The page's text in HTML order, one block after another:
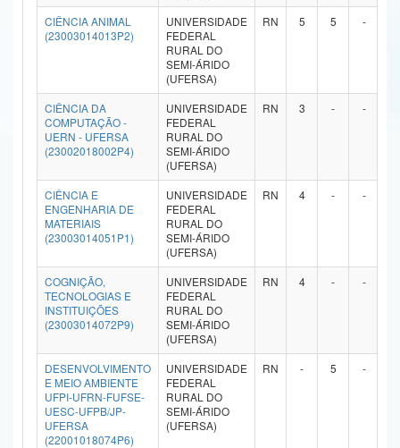
Secretaria de Governo
Gabinete de Segurança Institucional
Advocacia-Geral da União
Banco Central do Brasil
Planalto
CIÊNCIA ANIMAL
(23003014013P2)
UNIVERSIDADE
FEDERAL
RURAL DO
SEMI-ÁRIDO
(UFERSA)
RN 5 5 -
CIÊNCIA DA
COMPUTAÇÃO -
UERN - UFERSA
(23002018002P4)
UNIVERSIDADE
FEDERAL
RURAL DO
SEMI-ÁRIDO
(UFERSA)
RN 3 - -
CIÊNCIA E
ENGENHARIA DE
MATERIAIS
(23003014051P1)
UNIVERSIDADE
FEDERAL
RURAL DO
SEMI-ÁRIDO
(UFERSA)
RN 4 - -
COGNIÇÃO,
TECNOLOGIAS E
INSTITUIÇÕES
(23003014072P9)
UNIVERSIDADE
FEDERAL
RURAL DO
SEMI-ÁRIDO
(UFERSA)
RN 4 - -
DESENVOLVIMENTO
E MEIO AMBIENTE
UFPI-UFRN-FUFSE-
UESC-UFPB/JP-
UFERSA
(22001018074P6)
UNIVERSIDADE
FEDERAL
RURAL DO
SEMI-ÁRIDO
(UFERSA)
RN - 5 -